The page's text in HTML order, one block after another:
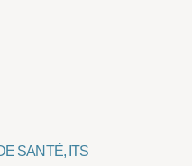
SANTÉ, ITS